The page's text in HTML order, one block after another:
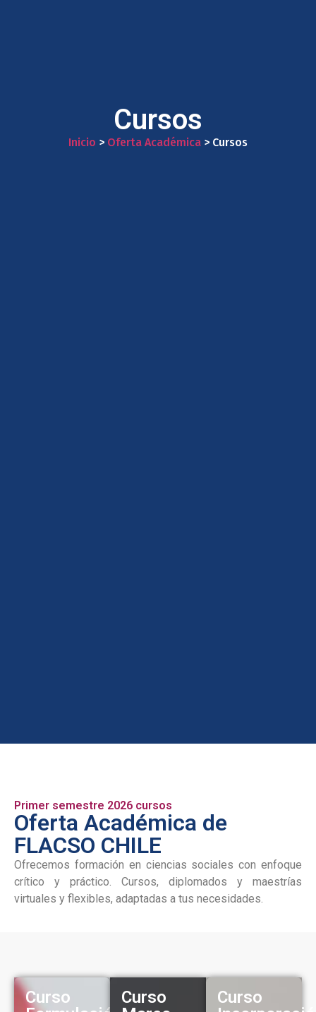
Cursos
Inicio > Oferta Académica > Cursos
Primer semestre 2026 cursos
Oferta Académica de
FLACSO CHILE
Ofrecemos formación en ciencias sociales con enfoque
crítico y práctico. Cursos, diplomados y maestrías
virtuales y flexibles, adaptadas a tus necesidades.
Curso
Curso
Curso